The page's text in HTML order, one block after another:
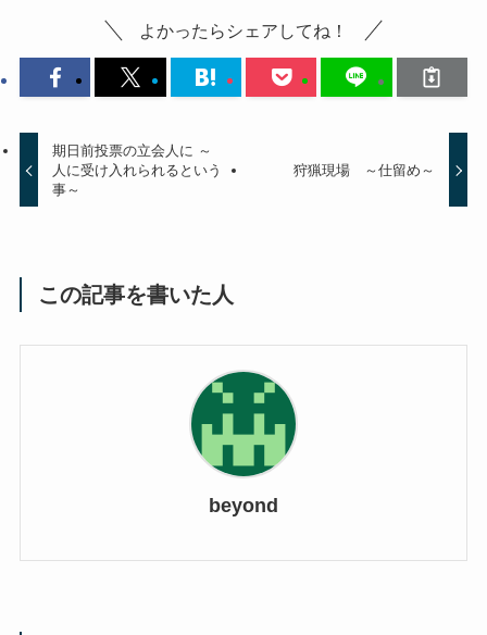
よかったらシェアしてね！
期日前投票の立会人に ～
人に受け入れられるという
事～
狩猟現場 ～仕留め～
この記事を書いた人
beyond